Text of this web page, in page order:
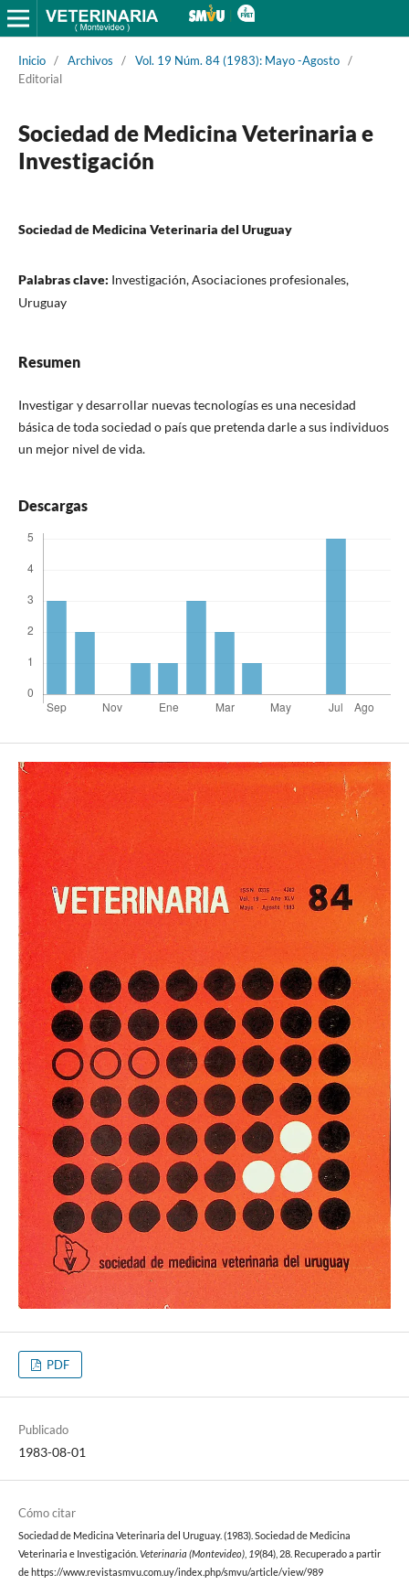
Inicio / Archivos / Vol. 19 Núm. 84 (1983): Mayo -Agosto /
Editorial
Sociedad de Medicina Veterinaria e
Investigación
Sociedad de Medicina Veterinaria del Uruguay
Palabras clave: Investigación, Asociaciones profesionales,
Uruguay
Resumen
Investigar y desarrollar nuevas tecnologías es una necesidad
básica de toda sociedad o país que pretenda darle a sus individuos
un mejor nivel de vida.
Descargas
PDF
Publicado
1983-08-01
Cómo citar
Sociedad de Medicina Veterinaria del Uruguay. (1983). Sociedad de Medicina
Veterinaria e Investigación.Veterinaria (Montevideo), 19(84), 28. Recuperado a partir
de https://www.revistasmvu.com.uy/index.php/smvu/article/view/989